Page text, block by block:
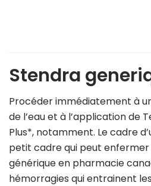
Stendra
Procéder immédiatement à
de l’eau et à l’application de
Plus*, notamment. Le cadre
petit cadre qui peut
générique en pharmacie
hémorragies qui entrainent